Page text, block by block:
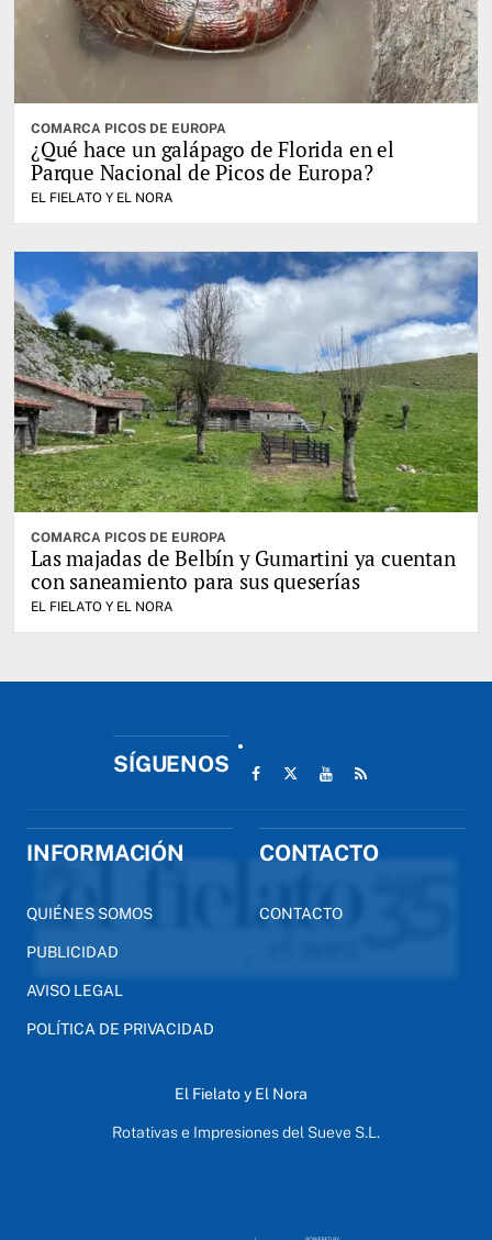
COMARCA PICOS DE EUROPA
¿Qué hace un galápago de Florida en el
Parque Nacional de Picos de Europa?
EL FIELATO Y EL NORA
COMARCA PICOS DE EUROPA
Las majadas de Belbín y Gumartini ya cuentan
con saneamiento para sus queserías
EL FIELATO Y EL NORA
SÍGUENOS
INFORMACIÓN
QUIÉNES SOMOS
PUBLICIDAD
AVISO LEGAL
POLÍTICA DE PRIVACIDAD
CONTACTO
CONTACTO
El Fielato y El Nora
Rotativas e Impresiones del Sueve S.L.